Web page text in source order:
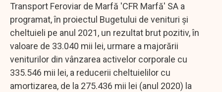
Transport Feroviar de Marfă 'CFR Marfă' SA a
programat, în proiectul Bugetului de venituri şi
cheltuieli pe anul 2021, un rezultat brut pozitiv, în
valoare de 33.040 mii lei, urmare a majorării
veniturilor din vânzarea activelor corporale cu
335.546 mii lei, a reducerii cheltuielilor cu
amortizarea, de la 275.436 mii lei (anul 2020) la